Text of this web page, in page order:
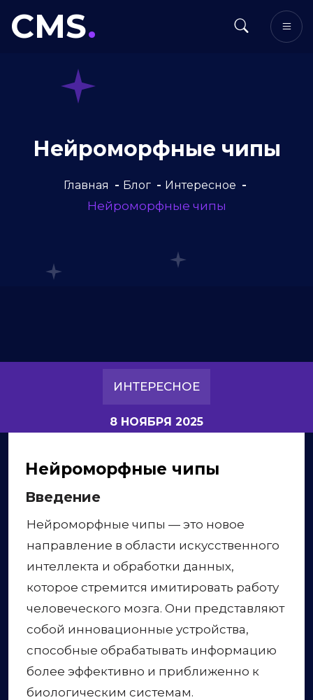
CMS.
Нейроморфные чипы
Главная Блог Интересное
Нейроморфные чипы
ИНТЕРЕСНОЕ
8 НОЯБРЯ 2025
Нейроморфные чипы
Введение
Нейроморфные чипы — это новое
направление в области искусственного
интеллекта и обработки данных,
которое стремится имитировать работу
человеческого мозга. Они представляют
собой инновационные устройства,
способные обрабатывать информацию
более эффективно и приближенно к
биологическим системам.